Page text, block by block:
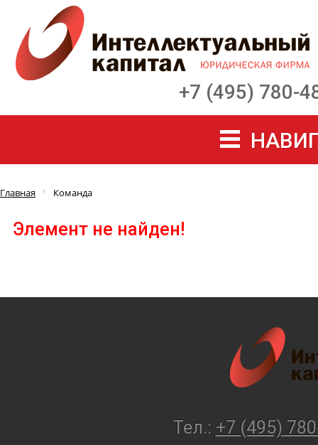
+7 (495) 780-
Главная Команда
Элемент не найден!
Тел.: +7 (495)